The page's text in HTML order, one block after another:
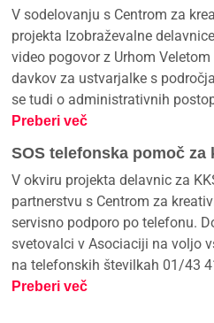
V sodelovanju s Centrom za
projekta Izobraževalne
video pogovor z Urhom
davkov za ustvarjalke s
se tudi o administrativnih
Preberi več
SOS telefonska pomoč
V okviru projekta delavnic za
partnerstvu s Centrom za
servisno podporo po telefonu.
svetovalci v Asociaciji na voljo
na telefonskih številkah 01/43
Preberi več